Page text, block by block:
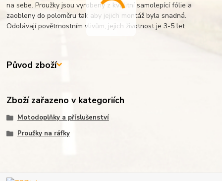
na sebe. Proužky jsou vyrobeny z kvalitní samolepící fólie a
zaobleny do poloměru tak aby jejich montáž byla snadná.
Odolávají povětrnostním vlivům, jejich životnost je 3-5 let.
Původ zboží
Zboží zařazeno v kategoriích
Motodoplňky a příslušenství
Proužky na ráfky